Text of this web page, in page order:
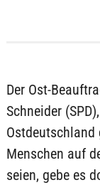
Der Ost-
Schneider
Menschen auf
seien, gebe es